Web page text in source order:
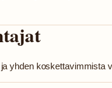
yhden